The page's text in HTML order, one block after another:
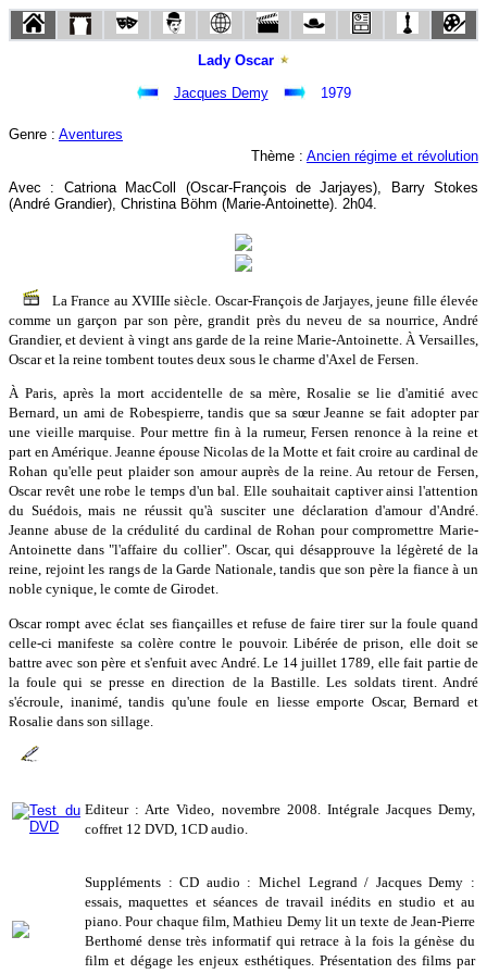
Lady Oscar
Jacques Demy
1979
Genre : Aventures
Thème : Ancien régime et révolution
Avec : Catriona MacColl (Oscar-François de Jarjayes), Barry Stokes
(André Grandier), Christina Böhm (Marie-Antoinette). 2h04.
La France au XVIIIe siècle. Oscar-François de Jarjayes, jeune fille élevée
comme un garçon par son père, grandit près du neveu de sa nourrice, André
Grandier, et devient à vingt ans garde de la reine Marie-Antoinette. À Versailles,
Oscar et la reine tombent toutes deux sous le charme d'Axel de Fersen.
À Paris, après la mort accidentelle de sa mère, Rosalie se lie d'amitié avec
Bernard, un ami de Robespierre, tandis que sa sœur Jeanne se fait adopter par
une vieille marquise. Pour mettre fin à la rumeur, Fersen renonce à la reine et
part en Amérique. Jeanne épouse Nicolas de la Motte et fait croire au cardinal de
Rohan qu'elle peut plaider son amour auprès de la reine. Au retour de Fersen,
Oscar revêt une robe le temps d'un bal. Elle souhaitait captiver ainsi l'attention
du Suédois, mais ne réussit qu'à susciter une déclaration d'amour d'André.
Jeanne abuse de la crédulité du cardinal de Rohan pour compromettre Marie-
Antoinette dans "l'affaire du collier". Oscar, qui désapprouve la légèreté de la
reine, rejoint les rangs de la Garde Nationale, tandis que son père la fiance à un
noble cynique, le comte de Girodet.
Oscar rompt avec éclat ses fiançailles et refuse de faire tirer sur la foule quand
celle-ci manifeste sa colère contre le pouvoir. Libérée de prison, elle doit se
battre avec son père et s'enfuit avec André. Le 14 juillet 1789, elle fait partie de
la foule qui se presse en direction de la Bastille. Les soldats tirent. André
s'écroule, inanimé, tandis qu'une foule en liesse emporte Oscar, Bernard et
Rosalie dans son sillage.
Editeur : Arte Video, novembre 2008. Intégrale Jacques Demy,
coffret 12 DVD, 1CD audio.
Suppléments : CD audio : Michel Legrand / Jacques Demy :
essais, maquettes et séances de travail inédits en studio et au
piano. Pour chaque film, Mathieu Demy lit un texte de Jean-Pierre
Berthomé dense très informatif qui retrace à la fois la génèse du
film et dégage les enjeux esthétiques. Présentation des films par